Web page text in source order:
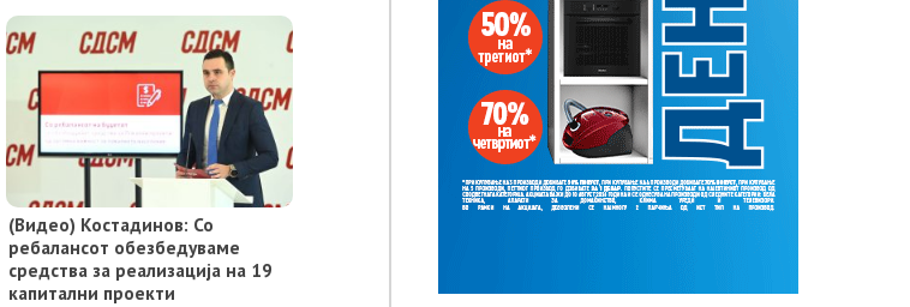
(Видео) Костадинов: Со
ребалансот обезбедуваме
средства за реализација на 19
капитални проекти